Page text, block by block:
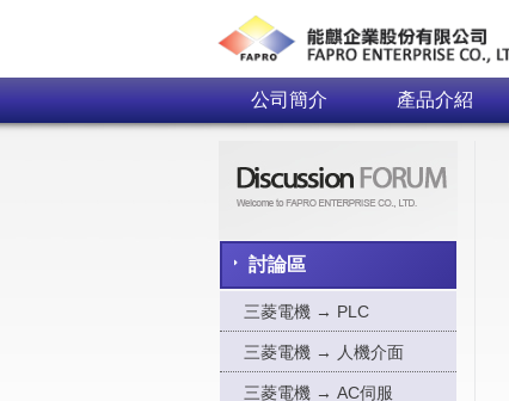
公司簡介 產品介紹
討論區
三菱電機 → PLC
三菱電機 → 人機介面
三菱電機 → AC伺服